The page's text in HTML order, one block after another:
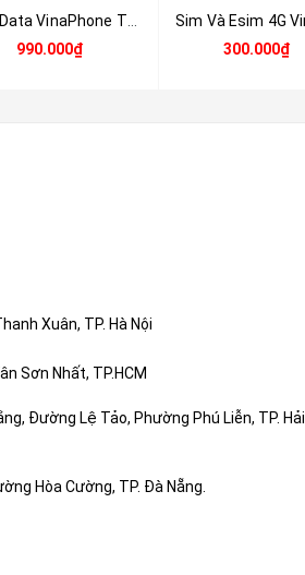
990.000₫
300.000₫
Xuân, TP. Hà Nội
Sơn Nhất, TP.HCM
Đường Lệ Tảo, Phường Phú Liễn, TP. Hải
Hòa Cường, TP. Đà Nẵng.